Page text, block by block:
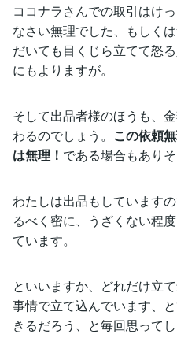
ココナラさんでの取引はけ
なさい無理でした、もしく
だいても目くじら立てて怒
にもよりますが。
そして出品者様のほうも、
わるのでしょう。 この依頼無
は無理！ である場合もありそ
わたしは出品もしています
るべく密に、うざくない程
ています。
といいますか、どれだけ立
事情で立て込んでいます、
きるだろう、と毎回思って